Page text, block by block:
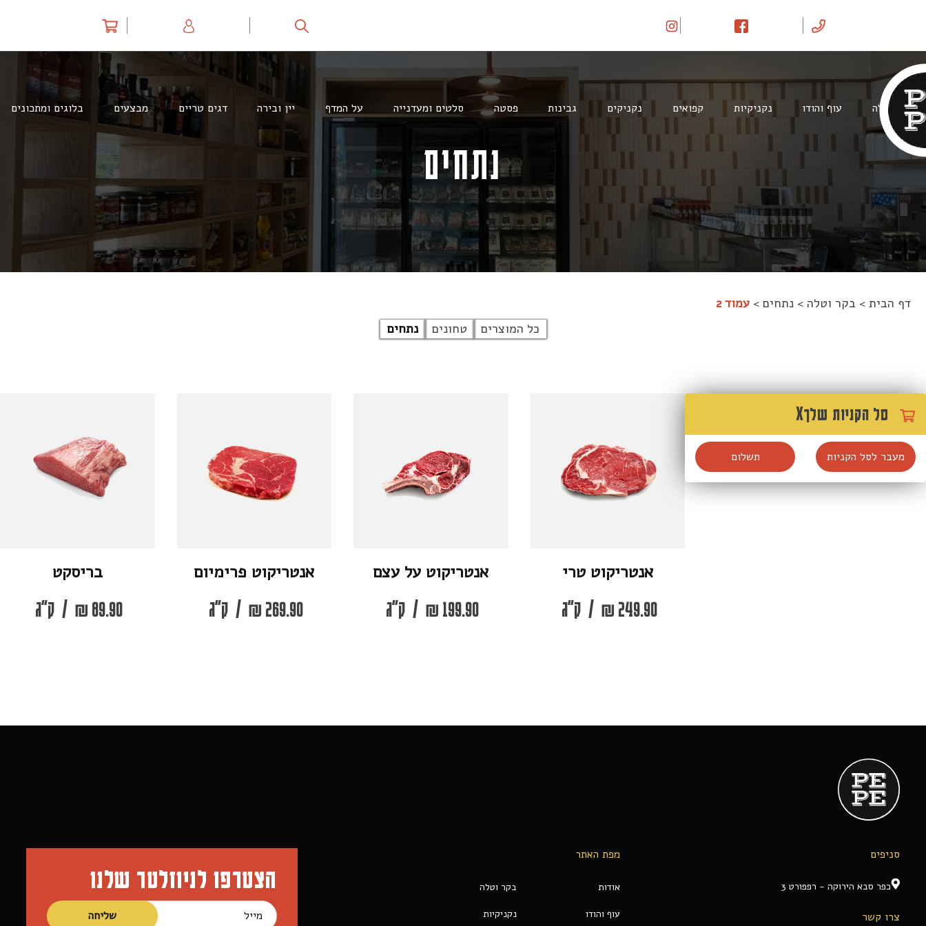
בקר וטלה עוף והודו נקניקיות קפואים נקניקים גבינות פסטה סלטים ומעדנייה על המדף יין ובירה דגים טריים מבצעים בלוגים ומתכונים
נתחים
דף הבית > בקר וטלה > נתחים > עמוד 2
כל המוצרים
טחונים נתחים
אנטריקוט טרי
₪ 249.90
/ ק"ג
אנטריקוט על עצם
₪ 199.90
/ ק"ג
אנטריקוט פרימיום
₪ 269.90
/ ק"ג
בריסקט
₪ 89.90
/ ק"ג
סל הקניות שלךX
מעבר לסל הקניות תשלום
סניפים
כפר סבא הירוקה - רפפורט 3
צרו קשר
מפת האתר
אודות בקר וטלה
עוף והודו נקניקיות
הצטרפו לניוזלטר שלנו